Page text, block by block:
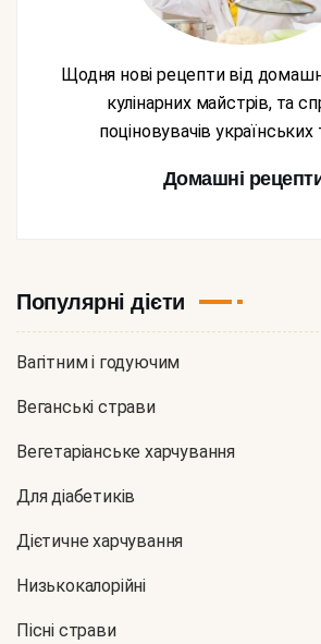
Щодня нові рецепти від домашніх господинь,
кулінарних майстрів, та
поціновувачів українських
Домашні
Популярні дієти
Вагітним і годуючим
Веганські страви
Вегетаріанське харчування
Для діабетиків
Дієтичне харчування
Низькокалорійні
Пісні страви